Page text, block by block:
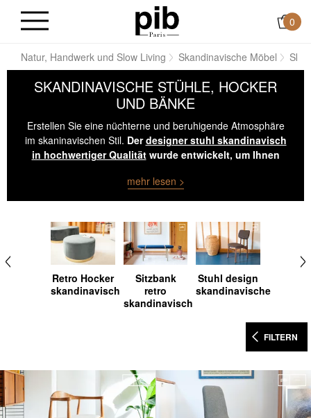
0
Natur, Handwerk und Slow Living Skandinavische Möbel
SKANDINAVISCHE STÜHLE, HOCKER
UND BÄNKE
Erstellen Sie eine nüchterne und beruhigende Atmosphäre
im skaninavischen Stil. Derdesigner stuhl skandinavisch
in hochwertiger Qualitätwurde entwickelt, um Ihnen
außerdem werden nur die besten Materialien verwendet.
mehr lesen >
Retro Hocker
skandinavisch
Sitzbank
retro
skandinavisch
Stuhl design
skandinavische
FILTERN